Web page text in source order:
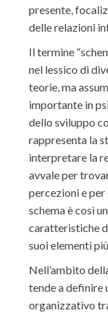
presente,
delle relazioni
Il termine
nel lessico di
teorie, ma
importante in
dello sviluppo
rappresenta la
interpretare la
avvale per
percezioni e
schema è così
caratteristiche
suoi elementi
Nell’ambito
tende a definire
organizzativo